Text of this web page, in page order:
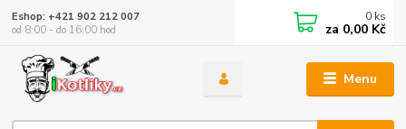
Menu
Eshop: +421 902 212 007
od 8:00 - do 16:00 hod
0 ks
za 0,00 Kč